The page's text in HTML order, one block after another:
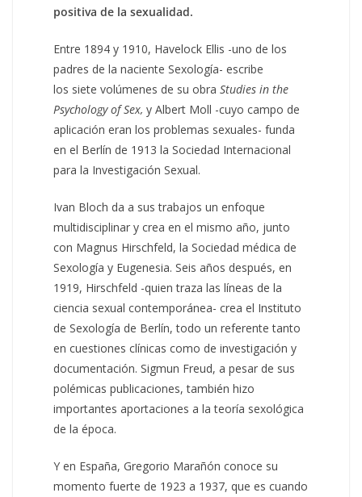
positiva de la sexualidad.
Entre 1894 y 1910, Havelock Ellis -uno de los
padres de la naciente Sexología- escribe
los siete volúmenes de su obraStudies in the
Psychology of Sex,y Albert Moll -cuyo campo de
aplicación eran los problemas sexuales- funda
en el Berlín de 1913 la Sociedad Internacional
para la Investigación Sexual.
Ivan Bloch da a sus trabajos un enfoque
multidisciplinar y crea en el mismo año, junto
con Magnus Hirschfeld, la Sociedad médica de
Sexología y Eugenesia. Seis años después, en
1919, Hirschfeld -quien traza las líneas de la
ciencia sexual contemporánea- crea el Instituto
de Sexología de Berlín, todo un referente tanto
en cuestiones clínicas como de investigación y
documentación. Sigmun Freud, a pesar de sus
polémicas publicaciones, también hizo
importantes aportaciones a la teoría sexológica
de la época.
Y en España, Gregorio Marañón conoce su
momento fuerte de 1923 a 1937, que es cuando